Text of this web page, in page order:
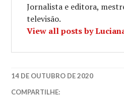
Jornalista e editora,
televisão.
View all posts by
14 DE OUTUBRO DE 2020
BRASIL,
COMPARTILHE: